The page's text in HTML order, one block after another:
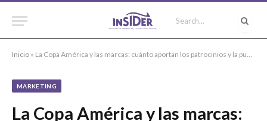
Inicio » La Copa América y las marcas: cuánto aportan los patrocinios y la publicidad durante el evento deportivo
MARKETING
La Copa América y las marcas: